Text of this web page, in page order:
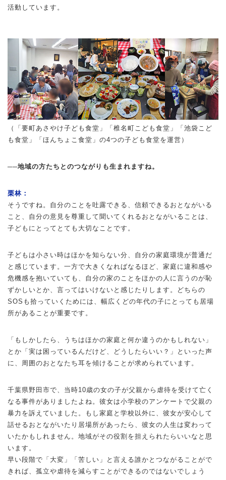
活動しています。
（「要町あさやけ子ども食堂」「椎名町こども食堂」「池袋こど
も食堂」「ほんちょこ食堂」の4つの子ども食堂を運営）
──地域の方たちとのつながりも生まれますね。
栗林：
そうですね。自分のことを吐露できる、信頼できるおとながいる
こと、自分の意見を尊重して聞いてくれるおとながいることは、
子どもにとってとても大切なことです。
子どもは小さい時はほかを知らない分、自分の家庭環境が普通だ
と感じています。一方で大きくなればなるほど、家庭に違和感や
危機感を抱いていても、自分の家のことをほかの人に言うのが恥
ずかしいとか、言ってはいけないと感じたりします。どちらの
SOSも拾っていくためには、幅広くどの年代の子にとっても居場
所があることが重要です。
「もしかしたら、うちはほかの家庭と何か違うのかもしれない」
とか「実は困っているんだけど、どうしたらいい？」といった声
に、周囲のおとなたち耳を傾けることが求められています。
千葉県野田市で、当時10歳の女の子が父親から虐待を受けて亡く
なる事件がありましたよね。彼女は小学校のアンケートで父親の
暴力を訴えていました。もし家庭と学校以外に、彼女が安心して
話せるおとながいたり居場所があったら、彼女の人生は変わって
いたかもしれません。地域がその役割を担えられたらいいなと思
います。
早い段階で「大変」「苦しい」と言える誰かとつながることがで
きれば、孤立や虐待を減らすことができるのではないでしょう